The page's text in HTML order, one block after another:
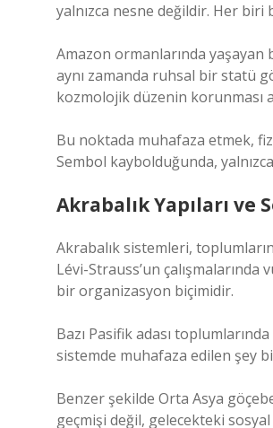
yalnızca nesne değildir. Her biri
Amazon ormanlarında
aynı zamanda ruhsal bir statü
kozmolojik düzenin korunması
Bu noktada muhafaza etmek,
Sembol kaybolduğunda,
Akrabalık Yapıları ve
Akrabalık sistemleri,
Lévi-Strauss’un
bir organizasyon biçimidir.
Bazı Pasifik adası
sistemde muhafaza edilen şey
Benzer şekilde Orta Asya
geçmişi değil, gelecekteki